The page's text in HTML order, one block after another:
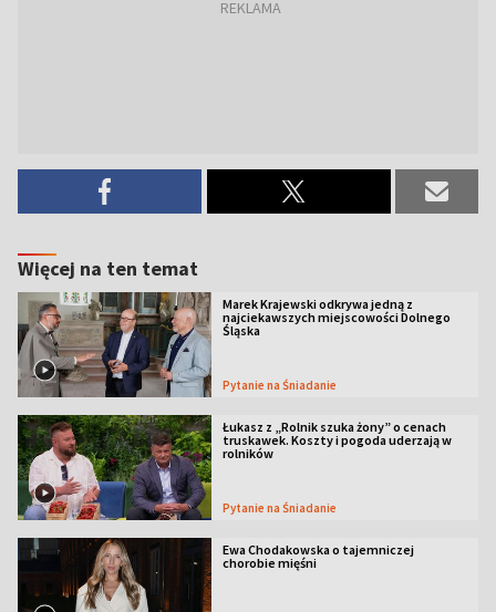
Więcej na ten temat
Marek Krajewski odkrywa jedną z
najciekawszych miejscowości Dolnego
Śląska
Pytanie na Śniadanie
Łukasz z „Rolnik szuka żony” o cenach
truskawek. Koszty i pogoda uderzają w
rolników
Pytanie na Śniadanie
Ewa Chodakowska o tajemniczej
chorobie mięśni